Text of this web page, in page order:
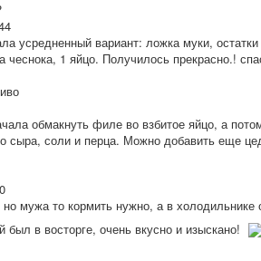
усредненный вариант: ложка муки,
чеснока, 1 яйцо. Получилось прекрасно.!
обмакнуть филе во взбитое яйцо, а
сыра, соли и перца. Можно добавить еще
мужа то кормить нужно, а в холодильнике
в восторге, очень вкусно и изыскано!